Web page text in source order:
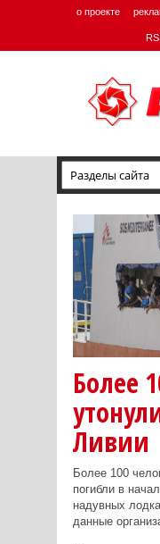
о проекте
Более
Ливии
Более 100
погибли в
надувных
данные